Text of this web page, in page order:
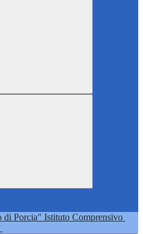
Istituto Comprensivo